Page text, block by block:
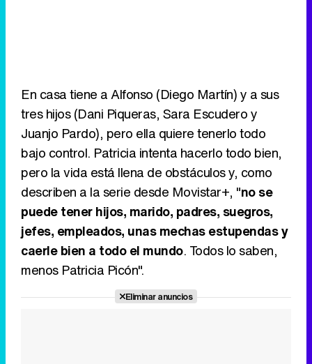
En casa tiene a Alfonso (Diego Martín) y a sus
tres hijos (Dani Piqueras, Sara Escudero y
Juanjo Pardo), pero ella quiere tenerlo todo
bajo control. Patricia intenta hacerlo todo bien,
pero la vida está llena de obstáculos y, como
describen a la serie desde Movistar+, "no se
puede tener hijos, marido, padres, suegros,
jefes, empleados, unas mechas estupendas y
caerle bien a todo el mundo. Todos lo saben,
menos Patricia Picón".
Eliminar anuncios